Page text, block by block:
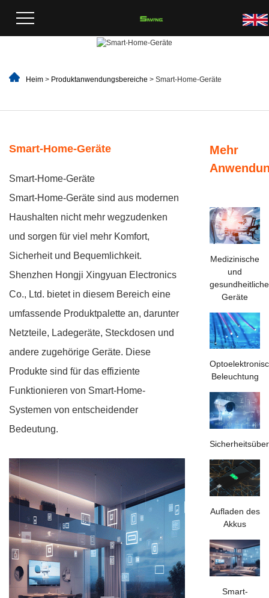
Heim > Produktanwendungsbereiche > Smart-Home-Geräte
Smart-Home-Geräte
Smart-Home-Geräte
Smart-Home-Geräte sind aus modernen
Haushalten nicht mehr wegzudenken
und sorgen für viel mehr Komfort,
Sicherheit und Bequemlichkeit.
Shenzhen Hongji Xingyuan Electronics
Co., Ltd. bietet in diesem Bereich eine
umfassende Produktpalette an, darunter
Netzteile, Ladegeräte, Steckdosen und
andere zugehörige Geräte. Diese
Produkte sind für das effiziente
Funktionieren von Smart-Home-
Systemen von entscheidender
Bedeutung.
Mehr
Medizinische
und
gesundheitliche
Geräte
Beleuchtung
Aufladen des
Akkus
Smart-